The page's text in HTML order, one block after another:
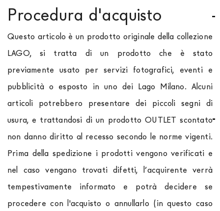
Procedura d'acquisto
Questo articolo è un prodotto originale della collezione
LAGO, si tratta di un prodotto che è stato
previamente usato per servizi fotografici, eventi e
pubblicità o esposto in uno dei Lago Milano. Alcuni
articoli potrebbero presentare dei piccoli segni di
usura, e trattandosi di un prodotto OUTLET scontato
non danno diritto al recesso secondo le norme vigenti.
Prima della spedizione i prodotti vengono verificati e
nel caso vengano trovati difetti, l’acquirente verrà
tempestivamente informato e potrà decidere se
procedere con l'acquisto o annullarlo (in questo caso